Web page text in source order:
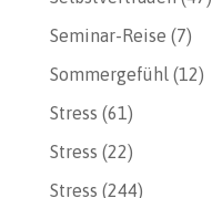
Seminar-Reise (7)
Sommergefühl(12)
Stress (61)
Stress (22)
Stress (244)